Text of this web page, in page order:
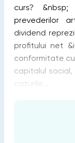
curs?
prevederilor
dividend
profitului net
conformitate
capitalul
cazurile...